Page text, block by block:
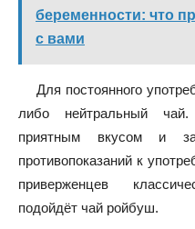
беременности: что
с вами
Для постоянного
либо нейтральный
приятным вкусом и
противопоказаний к
приверженцев
подойдёт чай ройбуш.